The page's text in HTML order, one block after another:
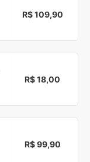
R$ 109,90
R$ 18,00
R$ 99,90